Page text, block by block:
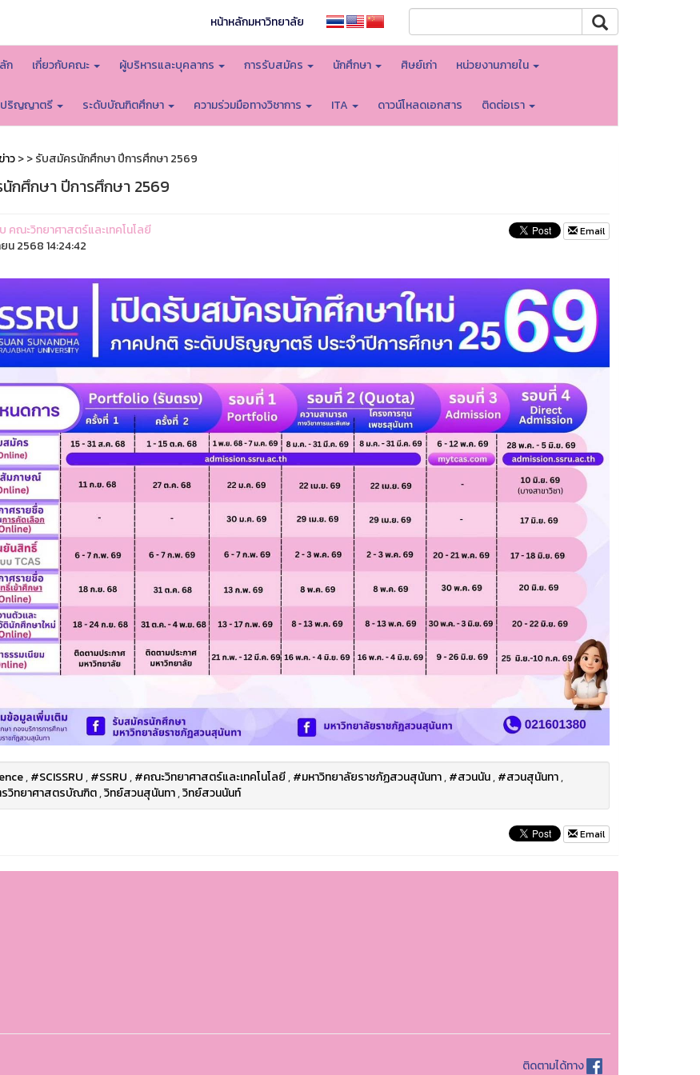
หน้าหลักมหาวิทยาลัย
ก เกี่ยวกับคณะ ผู้บริหารและบุคลากร การรับสมัคร นักศึกษา ศิษย์เก่า หน่วยงานภายใน
ปริญญาตรี ระดับบัณฑิตศึกษา ความร่วมมือทางวิชาการ ITA ดาวน์โหลดเอกสาร ติดต่อเรา
ข่าว>> รับสมัครนักศึกษา ปีการศึกษา 2569
กศึกษา ปีการศึกษา 2569
คณะวิทยาศาสตร์และเทคโนโลยี
น 2568 14:24:42
Email
,#SCISSRU,#SSRU,#คณะวิทยาศาสตร์และเทคโนโลยี,#มหาวิทยาลัยราชภัฏสวนสุนันทา,#สวนนัน,#สวนสุนันทา,
วิทยาศาสตรบัณฑิต,วิทย์สวนสุนันทา,วิทย์สวนนันท์
Email
ติดตามได้ทาง